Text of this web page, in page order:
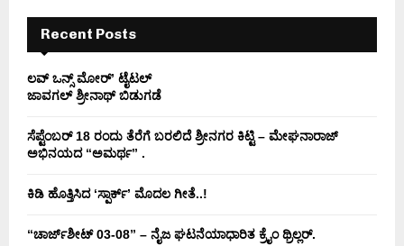
H
Recent Posts
ಲವ್ ಒನ್ಸ್ ಮೋರ್’ ಟೈಟಲ್
ಜಾವಗಲ್ ಶ್ರೀನಾಥ್ ಬಿಡುಗಡೆ
ಸೆಪ್ಟೆಂಬರ್ 18 ರಂದು ತೆರೆಗೆ ಬರಲಿದೆ ಶ್ರೀನಗರ ಕಿಟ್ಟಿ – ಮೇಘನಾರಾಜ್
ಅಭಿನಯದ “ಅಮರ್ಥ” .
ಕಿಡಿ‌‌ ಹೊತ್ತಿಸಿದ ‘ಸ್ಪಾರ್ಕ್’ ಮೊದಲ‌ ಗೀತೆ..!
“ಚಾರ್ಜ್‌ಶೀಟ್ 03-08” – ನೈಜ ಘಟನೆಯಾಧಾರಿತ ಕ್ರೈಂ ಥ್ರಿಲ್ಲರ್.